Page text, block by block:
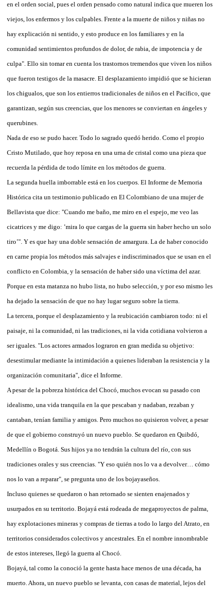
en el orden social, pues el orden pensado como natural indica que mueren los
viejos, los enfermos y los culpables. Frente a la muerte de niños y niñas no
hay explicación ni sentido, y esto produce en los familiares y en la
comunidad sentimientos profundos de dolor, de rabia, de impotencia y de
culpa". Ello sin tomar en cuenta los trastornos tremendos que viven los niños
que fueron testigos de la masacre. El desplazamiento impidió que se hicieran
los chigualos, que son los entierros tradicionales de niños en el Pacífico, que
garantizan, según sus creencias, que los menores se conviertan en ángeles y
querubines.
Nada de eso se pudo hacer. Todo lo sagrado quedó herido. Como el propio
Cristo Mutilado, que hoy reposa en una urna de cristal como una pieza que
recuerda la pérdida de todo límite en los métodos de guerra.
La segunda huella imborrable está en los cuerpos. El Informe de Memoria
Histórica cita un testimonio publicado en El Colombiano de una mujer de
Bellavista que dice: "Cuando me baño, me miro en el espejo, me veo las
cicatrices y me digo: ’mira lo que cargas de la guerra sin haber hecho un solo
tiro’". Y es que hay una doble sensación de amargura. La de haber conocido
en carne propia los métodos más salvajes e indiscriminados que se usan en el
conflicto en Colombia, y la sensación de haber sido una víctima del azar.
Porque en esta matanza no hubo lista, no hubo selección, y por eso mismo les
ha dejado la sensación de que no hay lugar seguro sobre la tierra.
La tercera, porque el desplazamiento y la reubicación cambiaron todo: ni el
paisaje, ni la comunidad, ni las tradiciones, ni la vida cotidiana volvieron a
ser iguales. "Los actores armados lograron en gran medida su objetivo:
desestimular mediante la intimidación a quienes lideraban la resistencia y la
organización comunitaria", dice el Informe.
A pesar de la pobreza histórica del Chocó, muchos evocan su pasado con
idealismo, una vida tranquila en la que pescaban y nadaban, rezaban y
cantaban, tenían familia y amigos. Pero muchos no quisieron volver, a pesar
de que el gobierno construyó un nuevo pueblo. Se quedaron en Quibdó,
Medellín o Bogotá. Sus hijos ya no tendrán la cultura del río, con sus
tradiciones orales y sus creencias. "Y eso quién nos lo va a devolver… cómo
nos lo van a reparar", se pregunta uno de los bojayaseños.
Incluso quienes se quedaron o han retornado se sienten enajenados y
usurpados en su territorio. Bojayá está rodeada de megaproyectos de palma,
hay explotaciones mineras y compras de tierras a todo lo largo del Atrato, en
territorios considerados colectivos y ancestrales. En el nombre innombrable
de estos intereses, llegó la guerra al Chocó.
Bojayá, tal como la conoció la gente hasta hace menos de una década, ha
muerto. Ahora, un nuevo pueblo se levanta, con casas de material, lejos del